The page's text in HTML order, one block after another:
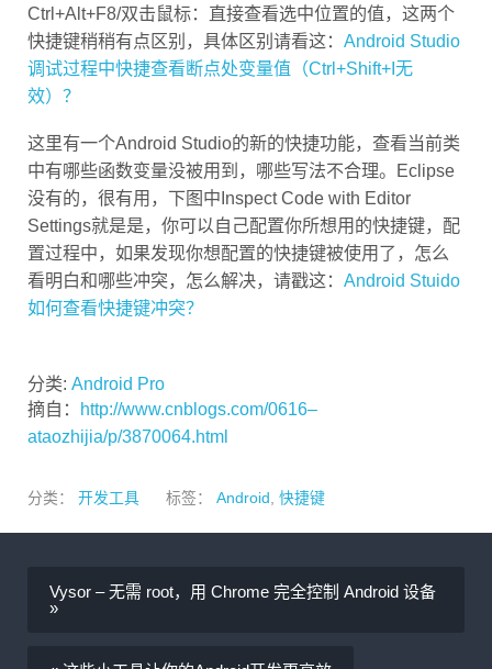
Ctrl+Alt+F8/双击鼠标：直接查看选中位置的值，这两个
快捷键稍稍有点区别，具体区别请看这： Android Studio
调试过程中快捷查看断点处变量值（Ctrl+Shift+I无
效）？
这里有一个Android Studio的新的快捷功能，查看当前类
中有哪些函数变量没被用到，哪些写法不合理。Eclipse
没有的，很有用，下图中Inspect Code with Editor
Settings就是是，你可以自己配置你所想用的快捷键，配
置过程中，如果发现你想配置的快捷键被使用了，怎么
看明白和哪些冲突，怎么解决，请戳这： Android Stuido
如何查看快捷键冲突？
分类: Android Pro
摘自： http://www.cnblogs.com/0616–
ataozhijia/p/3870064.html
分类： 开发工具 标签： Android 快捷键
Vysor – 无需 root，用 Chrome 完全控制 Android 设备
»